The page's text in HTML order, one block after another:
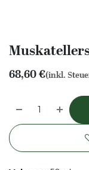
68,60€(inkl.